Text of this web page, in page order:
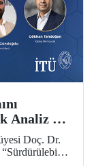
Analiz ve
Projeye
Doç. Dr.